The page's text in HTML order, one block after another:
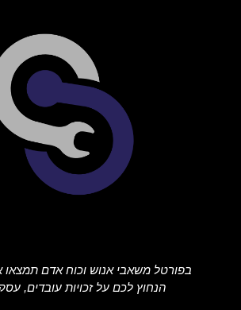
בפורטל משאבי אנוש וכוח אדם
הנחוץ לכם על זכויות עובדים,